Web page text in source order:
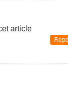
article